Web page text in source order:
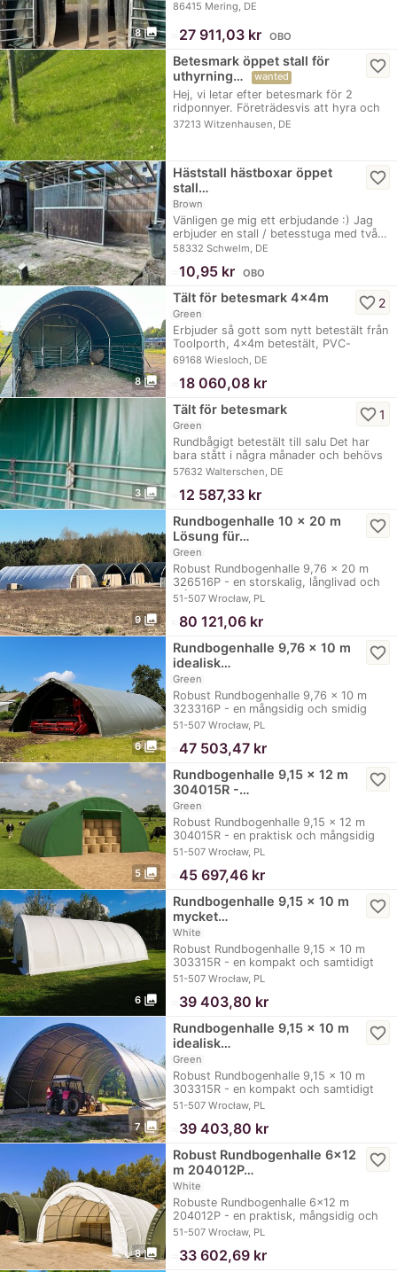
8 photo_library
86415 Mering, DE
27 911,03 kr OBO
Betesmark öppet stall för
uthyrning…
wanted
Hej, vi letar efter betesmark för 2
ridponnyer. Företrädesvis att hyra och
med…
37213 Witzenhausen, DE
favorite_border
Häststall hästboxar öppet
stall…
Brown
Vänligen ge mig ett erbjudande :) Jag
erbjuder en stall / betesstuga med två…
58332 Schwelm, DE
favorite_border
10,95 kr OBO
8 photo_library
Tält för betesmark 4x4m
Green
Erbjuder så gott som nytt betestält från
Toolporth, 4x4m betestält, PVC-
presenning,…
69168 Wiesloch, DE
favorite_border 2
18 060,08 kr
3 photo_library
Tält för betesmark
Green
Rundbågigt betestält till salu Det har
bara stått i några månader och behövs
inte…
57632 Walterschen, DE
favorite_border1
12 587,33 kr
9 photo_library
Rundbogenhalle 10 x 20 m
Lösung für…
Green
Robust Rundbogenhalle 9,76 x 20 m
326516P - en storskalig, långlivad och
mångsidig…
51-507 Wrocław, PL
favorite_border
80 121,06 kr
6 photo_library
Rundbogenhalle 9,76 x 10 m
idealisk…
Green
Robust Rundbogenhalle 9,76 x 10 m
323316P - en mångsidig och smidig
lösning för…
51-507 Wrocław, PL
favorite_border
47 503,47 kr
5 photo_library
Rundbogenhalle 9,15 x 12 m
304015R -…
Green
Robust Rundbogenhalle 9,15 x 12 m
304015R - en praktisk och mångsidig
lösning för…
51-507 Wrocław, PL
favorite_border
45 697,46 kr
6 photo_library
Rundbogenhalle 9,15 x 10 m
mycket…
White
Robust Rundbogenhalle 9,15 x 10 m
303315R - en kompakt och samtidigt
mycket…
51-507 Wrocław, PL
favorite_border
39 403,80 kr
7 photo_library
Rundbogenhalle 9,15 x 10 m
idealisk…
Green
Robust Rundbogenhalle 9,15 x 10 m
303315R - en kompakt och samtidigt
mycket…
51-507 Wrocław, PL
favorite_border
39 403,80 kr
8 photo_library
Robust Rundbogenhalle 6x12
m 204012P…
White
Robuste Rundbogenhalle 6x12 m
204012P - en praktisk, mångsidig och
prisvärd lösning…
51-507 Wrocław, PL
favorite_border
33 602,69 kr